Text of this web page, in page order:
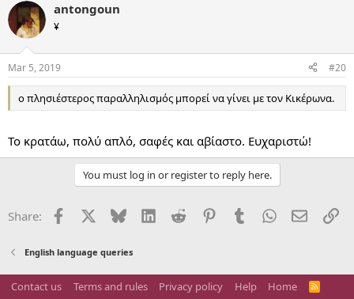
antongoun
¥
Mar 5, 2019 #20
ο πλησιέστερος παραλληλισμός μπορεί να γίνει με τον Κικέρωνα.
Το κρατάω, πολύ απλό, σαφές και αβίαστο. Ευχαριστώ!
You must log in or register to reply here.
Share: Facebook Bluesky LinkedInReddit PinterestTumblrWhatsApp
Email
English language queries
Contact us Terms and rules Privacy policy Help Home
R